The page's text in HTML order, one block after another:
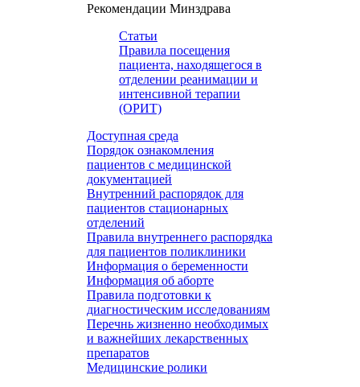
Рекомендации Минздрава
Статьи
Правила посещения
пациента, находящегося в
отделении реанимации и
интенсивной терапии
(ОРИТ)
Доступная среда
Порядок ознакомления
пациентов с медицинской
документацией
Внутренний распорядок для
пациентов стационарных
отделений
Правила внутреннего распорядка
для пациентов поликлиники
Информация о беременности
Информация об аборте
Правила подготовки к
диагностическим исследованиям
Перечнь жизненно необходимых
и важнейших лекарственных
препаратов
Медицинские ролики